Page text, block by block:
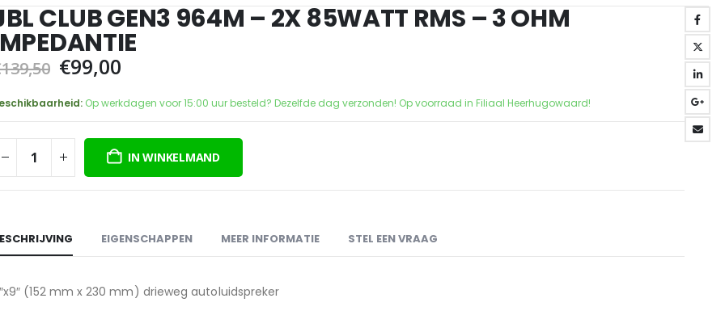
CLUB GEN3 964M – 2X 85WATT RMS – 3 OHM
139,50 Oorspronkelijke
prijs
was:
€139,50.
€99,00
is:
€99,00.
Op werkdagen voor 15:00 uur besteld? Dezelfde dag verzonden! Op voorraad in Filiaal Heerhugowaard!
IN WINKELMAND
EIGENSCHAPPEN MEER INFORMATIE STEL EEN VRAAG
(152 mm x 230 mm) drieweg autoluidspreker